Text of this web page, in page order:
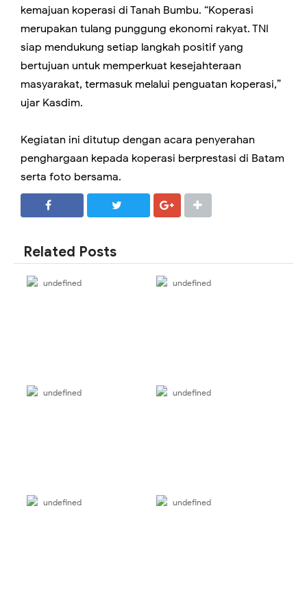
kemajuan koperasi di Tanah Bumbu. “Koperasi
merupakan tulang punggung ekonomi rakyat. TNI
siap mendukung setiap langkah positif yang
bertujuan untuk memperkuat kesejahteraan
masyarakat, termasuk melalui penguatan koperasi,”
ujar Kasdim.
Kegiatan ini ditutup dengan acara penyerahan
penghargaan kepada koperasi berprestasi di Batam
serta foto bersama.
Related Posts
undefined undefined
undefined undefined
undefined undefined